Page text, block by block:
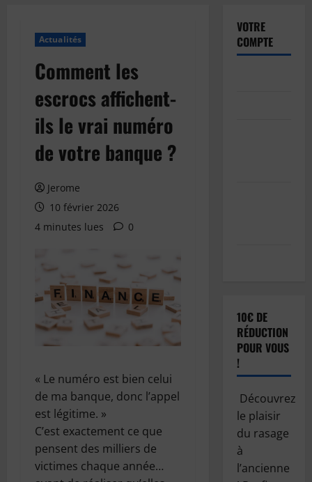
Actualités
Comment les
escrocs affichent-
ils le vrai numéro
de votre banque ?
Jerome
10 février 2026
4 minutes lues
0
« Le numéro est bien celui
de ma banque, donc l’appel
est légitime. »
C’est exactement ce que
pensent des milliers de
victimes chaque année…
VOTRE
COMPTE
10€ DE
RÉDUCTION
POUR VOUS
!
Découvrez
le plaisir
du rasage
à
l’ancienne